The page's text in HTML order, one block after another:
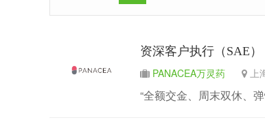
资深客户执行（SAE）
PANACEA万灵药
“全额交金、周末双休、